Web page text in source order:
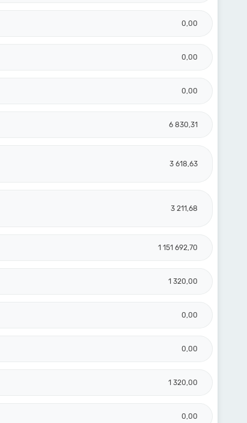
0,00
0,00
0,00
6 830,31
3 618,63
3 211,68
1 151 692,70
1 320,00
0,00
0,00
1 320,00
0,00